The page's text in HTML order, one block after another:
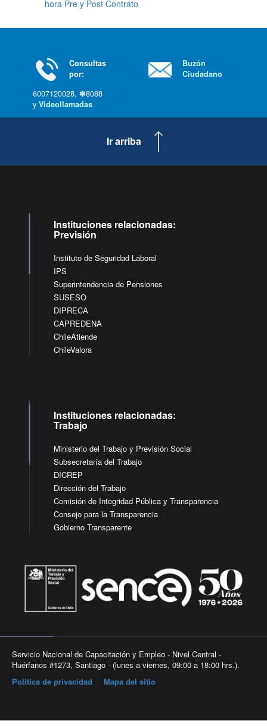
hora Pre y Post Contrato
Consultas
por:
6007120028, ✽8088
y Videollamadas
Buzón
Ciudadano
Ir arriba
Instituciones relacionadas:
Previsión
Instituto de Seguridad Laboral
IPS
Superintendencia de Pensiones
SUSESO
DIPRECA
CAPREDENA
ChileAtiende
ChileValora
Instituciones relacionadas:
Trabajo
Ministerio del Trabajo y Previsión Social
Subsecretaría del Trabajo
DICREP
Dirección del Trabajo
Comisión de Integridad Pública y Transparencia
Consejo para la Transparencia
Gobierno Transparente
Servicio Nacional de Capacitación y Empleo - Nivel Central -
Huérfanos #1273, Santiago - (lunes a viernes, 09:00 a 18:00 hrs.).
Política de privacidad
Mapa del sitio